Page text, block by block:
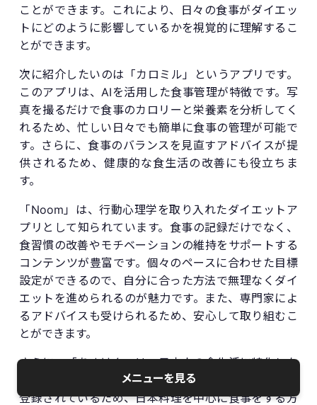
ことができます。これにより、日々の食事がダイエッ
トにどのように影響しているかを視覚的に理解するこ
とができます。
次に紹介したいのは「カロミル」というアプリです。
このアプリは、AIを活用した食事管理が特徴です。写
真を撮るだけで食事のカロリーと栄養素を分析してく
れるため、忙しい日々でも簡単に食事の管理が可能で
す。さらに、食事のバランスを見直すアドバイスが提
供されるため、健康的な食生活の改善にも役立ちま
す。
「Noom」は、行動心理学を取り入れたダイエットア
プリとして知られています。食事の記録だけでなく、
食習慣の改善やモチベーションの維持をサポートする
コンテンツが豊富です。個々のペースに合わせた目標
設定ができるので、自分に合った方法で無理なくダイ
エットを進められるのが魅力です。また、専門家によ
るアドバイスも受けられるため、安心して取り組むこ
とができます。
さらに、「あすけん」は、日本人の食生活に特化した
食事管理アプリです。多くの日本食がデータベースに
登録されているため、日本料理を中心に食事をする方
メニューを見る